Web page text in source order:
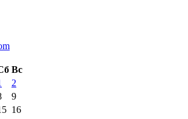
Вс
2
9
16